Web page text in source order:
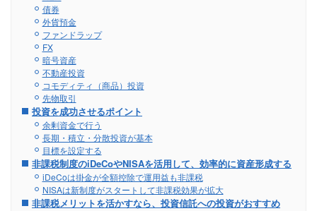
債券
外貨預金
ファンドラップ
FX
暗号資産
不動産投資
コモディティ（商品）投資
先物取引
投資を成功させるポイント
余剰資金で行う
長期・積立・分散投資が基本
目標を設定する
非課税制度のiDeCoやNISAを活用して、効率的に資産形成する
iDeCoは掛金が全額控除で運用益も非課税
NISAは新制度がスタートして非課税効果が拡大
非課税メリットを活かすなら、投資信託への投資がおすすめ